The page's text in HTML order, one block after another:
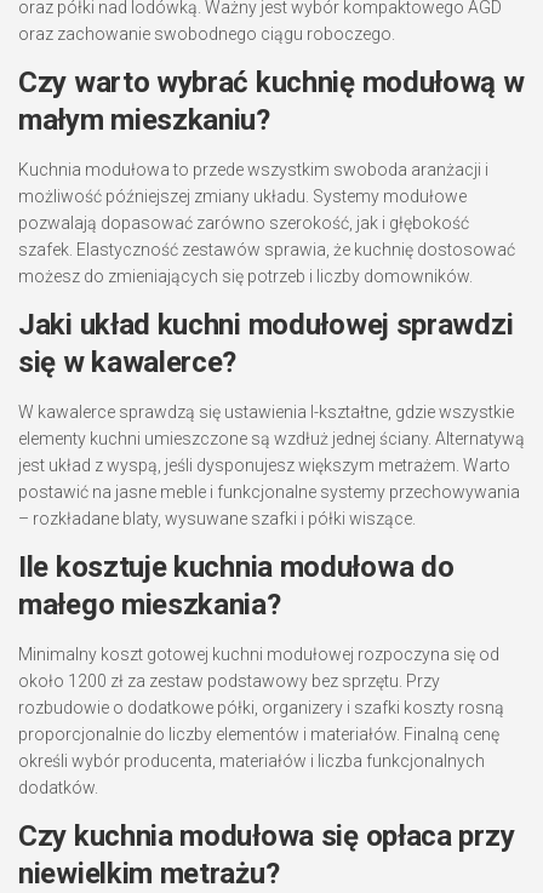
oraz półki nad lodówką. Ważny jest wybór kompaktowego AGD
oraz zachowanie swobodnego ciągu roboczego.
Czy warto wybrać kuchnię modułową w
małym mieszkaniu?
Kuchnia modułowa to przede wszystkim swoboda aranżacji i
możliwość późniejszej zmiany układu. Systemy modułowe
pozwalają dopasować zarówno szerokość, jak i głębokość
szafek. Elastyczność zestawów sprawia, że kuchnię dostosować
możesz do zmieniających się potrzeb i liczby domowników.
Jaki układ kuchni modułowej sprawdzi
się w kawalerce?
W kawalerce sprawdzą się ustawienia I-kształtne, gdzie wszystkie
elementy kuchni umieszczone są wzdłuż jednej ściany. Alternatywą
jest układ z wyspą, jeśli dysponujesz większym metrażem. Warto
postawić na jasne meble i funkcjonalne systemy przechowywania
– rozkładane blaty, wysuwane szafki i półki wiszące.
Ile kosztuje kuchnia modułowa do
małego mieszkania?
Minimalny koszt gotowej kuchni modułowej rozpoczyna się od
około 1200 zł za zestaw podstawowy bez sprzętu. Przy
rozbudowie o dodatkowe półki, organizery i szafki koszty rosną
proporcjonalnie do liczby elementów i materiałów. Finalną cenę
określi wybór producenta, materiałów i liczba funkcjonalnych
dodatków.
Czy kuchnia modułowa się opłaca przy
niewielkim metrażu?